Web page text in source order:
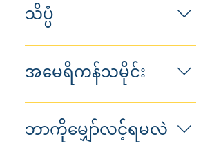
သိပ္ပံ
အသေးစိတ် စွမ်းဆောင်ရည်အဆင့်
ဖော်ပြချက်များ စမ်းသပ်ရန် &
ပစ္စည်းသတ်မှတ်ချက်များ
အမေရိကန်သမိုင်း
Blueprint p > စွမ်းဆောင်ရည်အဆင့်
ဖော်ပြချက်များ စမ်းသပ်ရန် &
ပစ္စည်းသတ်မှတ်ချက်များ
ဘာကိုမျှော်လင့်ရမလဲ